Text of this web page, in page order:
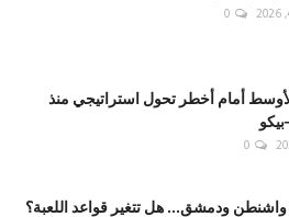
0
أمام أخطر تحول استراتيجي منذ
0
واشنطن ودمشق... هل تتغير قواعد اللعبة؟